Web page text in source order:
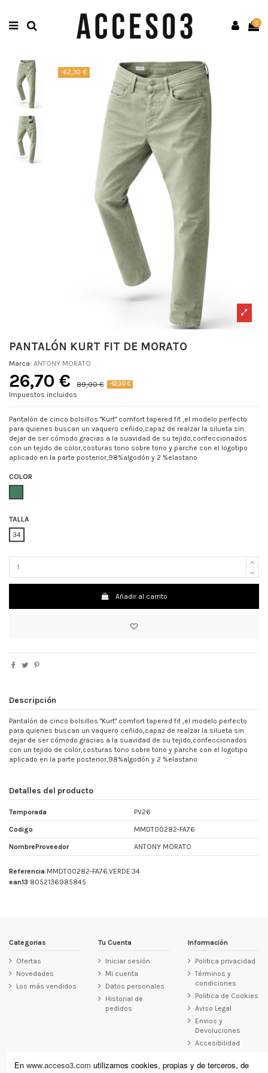
0
-62,30 €
PANTALÓN KURT FIT DE MORATO
Marca: ANTONY MORATO
26,70 € 89,00 € -62,30 €
Impuestos incluidos
Pantalón de cinco bolsillos "Kurt" comfort tapered fit ,el modelo perfecto
para quienes buscan un vaquero ceñido,capaz de realzar la silueta sin
dejar de ser cómodo gracias a la suavidad de su tejido,confeccionados
con un tejido de color,costuras tono sobre tono y parche con el logotipo
aplicado en la parte posterior,98%algodón y 2 %elastano
COLOR
TALLA
34
Añadir al carrito
Descripción
Pantalón de cinco bolsillos "Kurt" comfort tapered fit ,el modelo perfecto
para quienes buscan un vaquero ceñido,capaz de realzar la silueta sin
dejar de ser cómodo gracias a la suavidad de su tejido,confeccionados
con un tejido de color,costuras tono sobre tono y parche con el logotipo
aplicado en la parte posterior,98%algodón y 2 %elastano
Detalles del producto
Temporada PV26
Codigo MMDT00282-FA76
NombreProveedor ANTONY MORATO
Referencia MMDT00282-FA76.VERDE.34
ean13 8052136985845
Categorias
Ofertas
Novedades
Los más vendidos
Tu Cuenta
Iniciar sesión
Mi cuenta
Datos personales
Historial de
pedidos
Información
Politica privacidad
Términos y
condiciones
Politica de Cookies
Aviso Legal
Envios y
Devoluciones
Accesibilidad
Contacto
En www.acceso3.com utilizamos cookies, propias y de terceros, de